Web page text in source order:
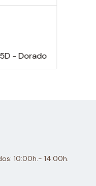
- Dorado
10:00h.- 14:00h.